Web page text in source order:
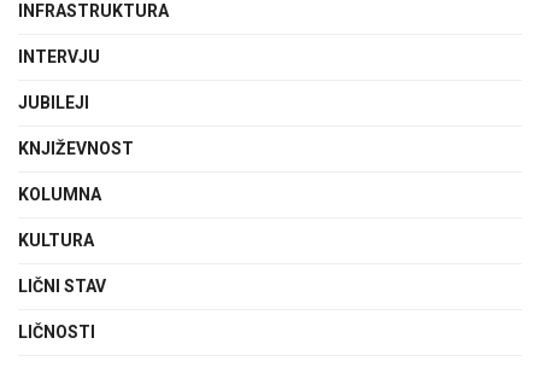
INFRASTRUKTURA
INTERVJU
JUBILEJI
KNJIŽEVNOST
KOLUMNA
KULTURA
LIČNI STAV
LIČNOSTI